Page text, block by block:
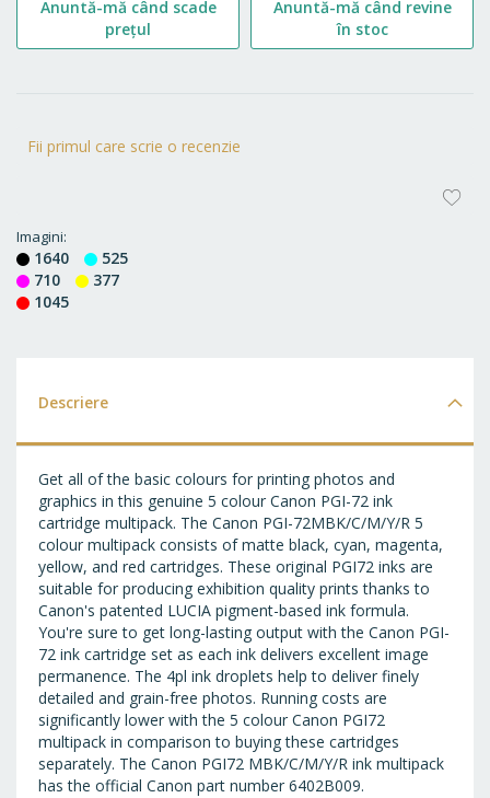
Fii primul care scrie o recenzie
Imagini
1640
525
710
377
1045
Anuntă-mă când scade
prețul
Anuntă-mă când revine
în stoc
Descriere
Get all of the basic colours for printing photos and
graphics in this genuine 5 colour Canon PGI-72 ink
cartridge multipack. The Canon PGI-72MBK/C/M/Y/R 5
colour multipack consists of matte black, cyan, magenta,
yellow, and red cartridges. These original PGI72 inks are
suitable for producing exhibition quality prints thanks to
Canon's patented LUCIA pigment-based ink formula.
You're sure to get long-lasting output with the Canon PGI-
72 ink cartridge set as each ink delivers excellent image
permanence. The 4pl ink droplets help to deliver finely
detailed and grain-free photos. Running costs are
significantly lower with the 5 colour Canon PGI72
multipack in comparison to buying these cartridges
separately. The Canon PGI72 MBK/C/M/Y/R ink multipack
has the official Canon part number 6402B009.